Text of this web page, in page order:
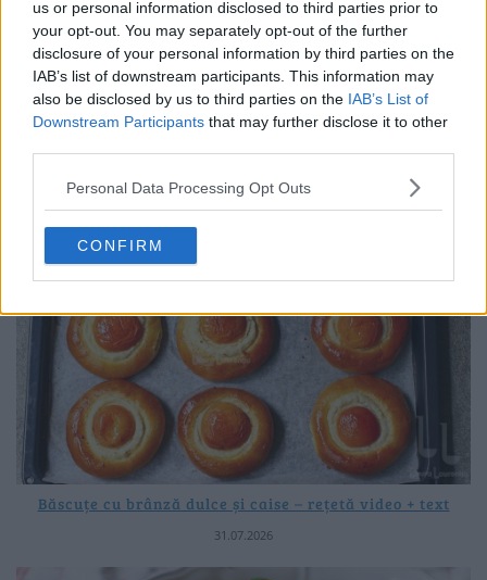
us or personal information disclosed to third parties prior to
your opt-out. You may separately opt-out of the further
disclosure of your personal information by third parties on the
IAB’s list of downstream participants. This information may
also be disclosed by us to third parties on the IAB’s List of
Downstream Participants that may further disclose it to other
Personal Data Processing Opt Outs
CONFIRM
Tort de înghețată cu fructe în trei straturi și arome –
rețetă video + text
Băscuțe cu brânză dulce și caise – rețetă video + text
31.07.2026